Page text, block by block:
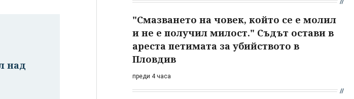
над
"Смазването на човек, който се е молил
и не е получил милост." Съдът остави в
ареста петимата за убийството в
Пловдив
преди 4 часа